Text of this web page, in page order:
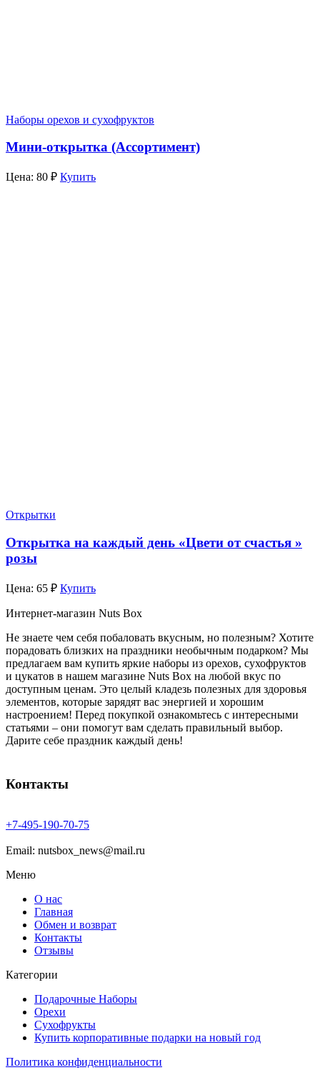
Наборы орехов и сухофруктов
Мини-открытка (Ассортимент)
Цена: 80 ₽ Купить
Открытки
Открытка на каждый день «Цвети от счастья »
розы
Цена: 65 ₽ Купить
Интернет-магазин Nuts Box
Не знаете чем себя побаловать вкусным, но полезным? Хотите
порадовать близких на праздники необычным подарком? Мы
предлагаем вам купить яркие наборы из орехов, сухофруктов
и цукатов в нашем магазине Nuts Box на любой вкус по
доступным ценам. Это целый кладезь полезных для здоровья
элементов, которые зарядят вас энергией и хорошим
настроением! Перед покупкой ознакомьтесь с интересными
статьями – они помогут вам сделать правильный выбор.
Дарите себе праздник каждый день!
Контакты
+7-495-190-70-75
Email: nutsbox_news@mail.ru
Меню
О нас
Главная
Обмен и возврат
Контакты
Отзывы
Категории
Подарочные Наборы
Орехи
Сухофрукты
Купить корпоративные подарки на новый год
Политика конфиденциальности